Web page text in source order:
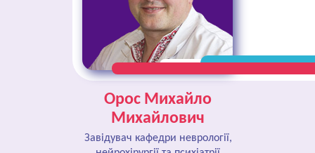
Завідувач кафедри неврології,
Орос Михайло
Михайлович